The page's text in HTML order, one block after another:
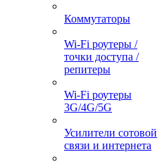
Коммутаторы
Wi-Fi роутеры /
точки доступа /
репитеры
Wi-Fi роутеры
3G/4G/5G
Усилители сотовой
связи и интернета